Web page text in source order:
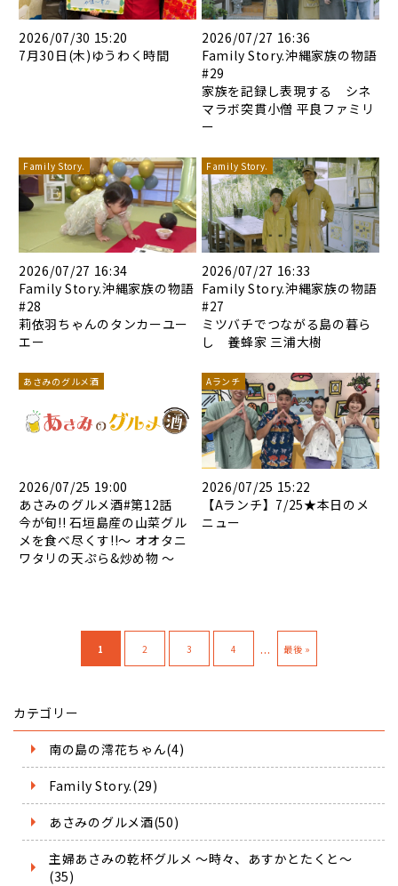
2026/07/30 15:20
7月30日(木)ゆうわく時間
2026/07/27 16:36
Family Story.沖縄家族の物語
#29
家族を記録し表現する シネ
マラボ突貫小僧 平良ファミリ
ー
Family Story.
2026/07/27 16:34
Family Story.沖縄家族の物語
#28
莉依羽ちゃんのタンカーユー
エー
Family Story.
2026/07/27 16:33
Family Story.沖縄家族の物語
#27
ミツバチでつながる島の暮ら
し 養蜂家 三浦大樹
あさみのグルメ酒
2026/07/25 19:00
あさみのグルメ酒#第12話
今が旬!! 石垣島産の山菜グル
メを食べ尽くす!!～ オオタニ
ワタリの天ぷら&炒め物 ～
Aランチ
2026/07/25 15:22
【Aランチ】7/25★本日のメ
ニュー
1 2 3 4 ... 最後 »
カテゴリー
南の島の澪花ちゃん(4)
Family Story.(29)
あさみのグルメ酒(50)
主婦あさみの乾杯グルメ ～時々、あすかとたくと～
(35)